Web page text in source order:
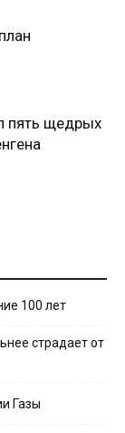
пять щедрых
100 лет
страдает от
Газы